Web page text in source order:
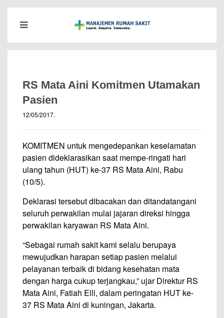
RS Mata Aini Komitmen Utamakan
Pasien
12/05/2017.
KOMITMEN untuk mengedepankan keselamatan
pasien dideklarasikan saat mempe-ringati hari
ulang tahun (HUT) ke-37 RS Mata Aini, Rabu
(10/5).
Deklarasi tersebut dibacakan dan ditandatangani
seluruh perwakilan mulai jajaran direksi hingga
perwakilan karyawan RS Mata Aini.
“Sebagai rumah sakit kami selalu berupaya
mewujudkan harapan setiap pasien melalui
pelayanan terbaik di bidang kesehatan mata
dengan harga cukup terjangkau,” ujar Direktur RS
Mata Aini, Fatiah Elli, dalam peringatan HUT ke-
37 RS Mata Aini di kuningan, Jakarta.